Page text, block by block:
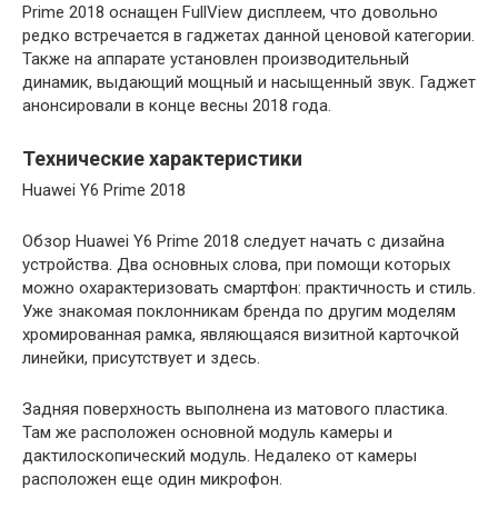
Prime 2018 оснащен FullView дисплеем, что довольно
редко встречается в гаджетах данной ценовой категории.
Также на аппарате установлен производительный
динамик, выдающий мощный и насыщенный звук. Гаджет
анонсировали в конце весны 2018 года.
Технические характеристики
Huawei Y6 Prime 2018
Обзор Huawei Y6 Prime 2018 следует начать с дизайна
устройства. Два основных слова, при помощи которых
можно охарактеризовать смартфон: практичность и стиль.
Уже знакомая поклонникам бренда по другим моделям
хромированная рамка, являющаяся визитной карточкой
линейки, присутствует и здесь.
Задняя поверхность выполнена из матового пластика.
Там же расположен основной модуль камеры и
дактилоскопический модуль. Недалеко от камеры
расположен еще один микрофон.